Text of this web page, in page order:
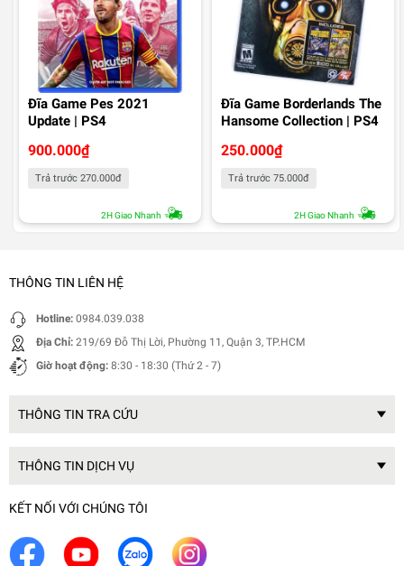
Đĩa Game Pes 2021
Update | PS4
900.000₫
Trả trước 270.000đ
2H Giao Nhanh
Đĩa Game Borderlands The
Hansome Collection | PS4
250.000₫
Trả trước 75.000đ
2H Giao Nhanh
THÔNG TIN LIÊN HỆ
Hotline: 0984.039.038
Địa Chỉ: 219/69 Đỗ Thị Lời, Phường 11, Quận 3, TP.HCM
Giờ hoạt động: 8:30 - 18:30 (Thứ 2 - 7)
THÔNG TIN TRA CỨU
THÔNG TIN DỊCH VỤ
KẾT NỐI VỚI CHÚNG TÔI